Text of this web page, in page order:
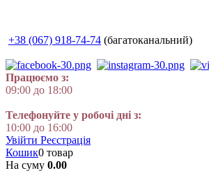
+38 (067) 918-74-74 (багатоканальний)
Працюємо з:
09:00 до 18:00
Телефонуйте у робочі дні з:
10:00 до 16:00
Увійти Реєстрація
Кошик0 товар
На суму 0.00